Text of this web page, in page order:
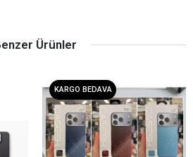
Ürünler
KARGO BEDAVA